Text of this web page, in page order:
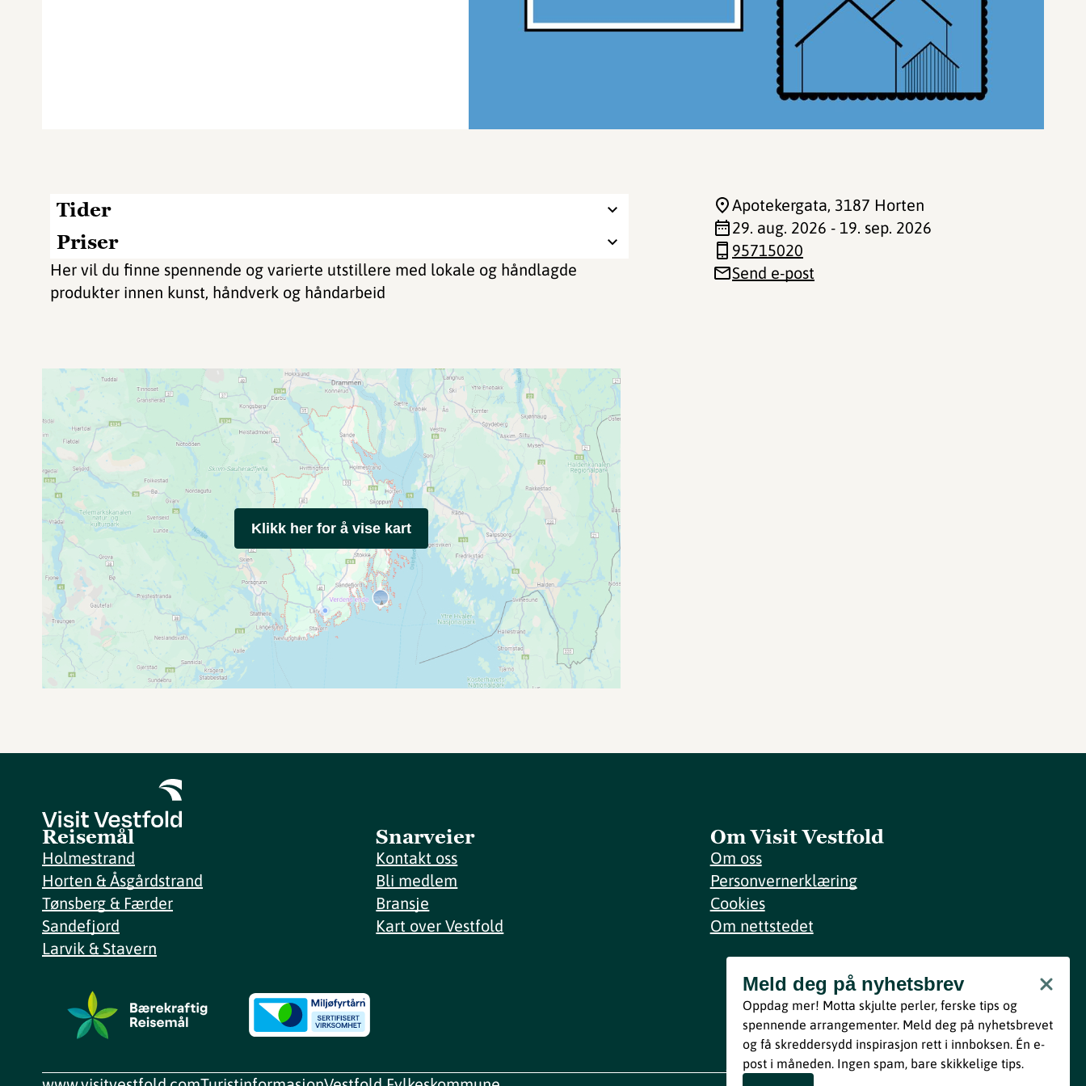
Tider
Priser
Her vil du finne spennende og varierte utstillere med lokale og håndlagde
produkter innen kunst, håndverk og håndarbeid
Apotekergata, 3187 Horten
29. aug. 2026 - 19. sep. 2026
95715020
Send e-post
Klikk her for å vise kart
Reisemål
Holmestrand
Horten & Åsgårdstrand
Tønsberg & Færder
Sandefjord
Larvik & Stavern
Snarveier
Kontakt oss
Bli medlem
Bransje
Kart over Vestfold
Om Visit Vestfold
Om oss
Personvernerklæring
Cookies
Om nettstedet
Meld deg på nyhetsbrev
Bli med
Ved å melde deg inn godtar du våre vilkår i henhold til vår
personvernerklæring.
Meld deg på nyhetsbrev
Oppdag mer! Motta skjulte perler, ferske tips og
spennende arrangementer. Meld deg på nyhetsbrevet
og få skreddersydd inspirasjon rett i innboksen. Én e-
post i måneden. Ingen spam, bare skikkelige tips.